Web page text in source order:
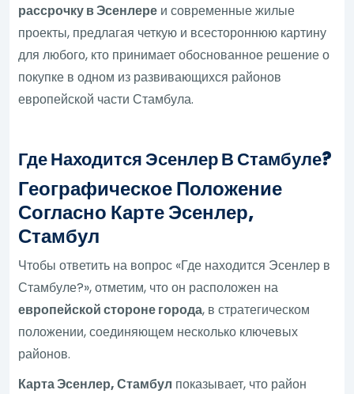
рассрочку в Эсенлере и современные жилые
проекты, предлагая четкую и всестороннюю картину
для любого, кто принимает обоснованное решение о
покупке в одном из развивающихся районов
европейской части Стамбула.
Где Находится Эсенлер В Стамбуле?
Географическое Положение
Согласно Карте Эсенлер,
Стамбул
Чтобы ответить на вопрос «Где находится Эсенлер в
Стамбуле?», отметим, что он расположен на
европейской стороне города, в стратегическом
положении, соединяющем несколько ключевых
районов.
Карта Эсенлер, Стамбул показывает, что район